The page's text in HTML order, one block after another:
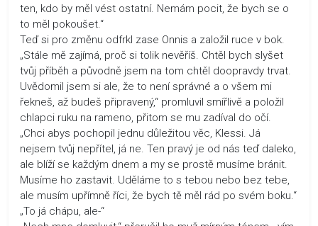
ten, kdo by měl vést ostatní. Nemám pocit, že bych se o
to měl pokoušet.“
Teď si pro změnu odfrkl zase Onnis a založil ruce v bok.
„Stále mě zajímá, proč si tolik nevěříš. Chtěl bych slyšet
tvůj příběh a původně jsem na tom chtěl doopravdy trvat.
Uvědomil jsem si ale, že to není správné a o všem mi
řekneš, až budeš připravený,“ promluvil smířlivě a položil
chlapci ruku na rameno, přitom se mu zadíval do očí.
„Chci abys pochopil jednu důležitou věc, Klessi. Já
nejsem tvůj nepřítel, já ne. Ten pravý je od nás teď daleko,
ale blíží se každým dnem a my se prostě musíme bránit.
Musíme ho zastavit. Uděláme to s tebou nebo bez tebe,
ale musím upřímně říci, že bych tě měl rád po svém boku.“
„To já chápu, ale-“